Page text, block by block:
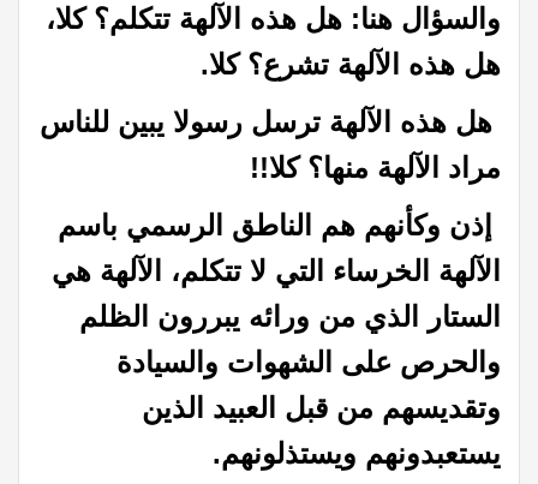
والسؤال هنا: هل هذه الآلهة تتكلم؟ كلا،
هل هذه الآلهة تشرع؟ كلا.
هل هذه الآلهة ترسل رسولا يبين للناس
مراد الآلهة منها؟ كلا!!
إذن وكأنهم هم الناطق الرسمي باسم
الآلهة الخرساء التي لا تتكلم، الآلهة هي
الستار الذي من ورائه يبررون الظلم
والحرص على الشهوات والسيادة
وتقديسهم من قبل العبيد الذين
يستعبدونهم ويستذلونهم.